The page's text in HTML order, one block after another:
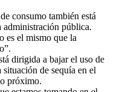
consumo también está
administración pública.
es el mismo que la
dirigida a bajar el uso de
de sequía en el
próximo.